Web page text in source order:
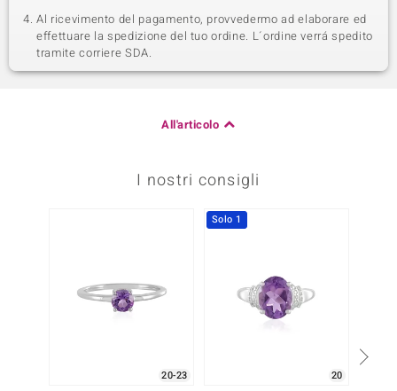
Al ricevimento del pagamento, provvedermo ad elaborare ed
effettuare la spedizione del tuo ordine. L´ordine verrá spedito
tramite corriere SDA.
All'articolo
I nostri consigli
20-23
Solo 1
20